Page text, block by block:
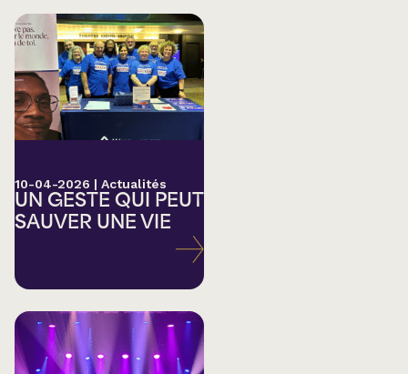
10-04-2026 | Actualités
UN GESTE QUI PEUT
SAUVER UNE VIE